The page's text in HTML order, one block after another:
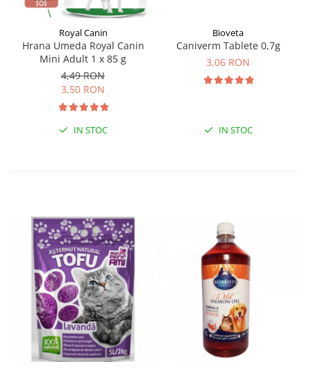
Royal Canin
Hrana Umeda Royal Canin
Mini Adult 1 x 85 g
4,49 RON
3,50 RON
IN STOC
Bioveta
Caniverm Tablete 0,7g
3,06 RON
IN STOC